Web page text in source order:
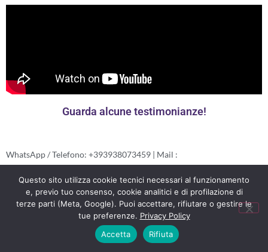
Guarda alcune testimonianze!
WhatsApp / Telefono: +393938073459 | Mail :
38121, Trento​
Questo sito utilizza cookie tecnici necessari al funzionamento
e, previo tuo consenso, cookie analitici e di profilazione di
terze parti (Meta, Google). Puoi accettare, rifiutare o gestire le
tue preferenze. Privacy Policy
Accetta
Rifiuta